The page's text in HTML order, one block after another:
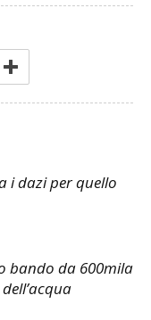
i dazi per quello
bando da 600mila